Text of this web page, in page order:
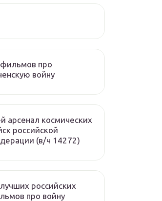
про
войну
арсенал космических
российской
(в/ч 14272)
российских
про войну